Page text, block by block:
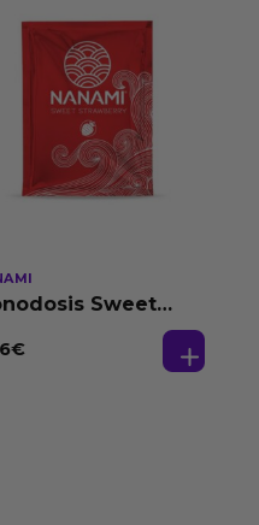
Sweet
Agua 4 ml
€